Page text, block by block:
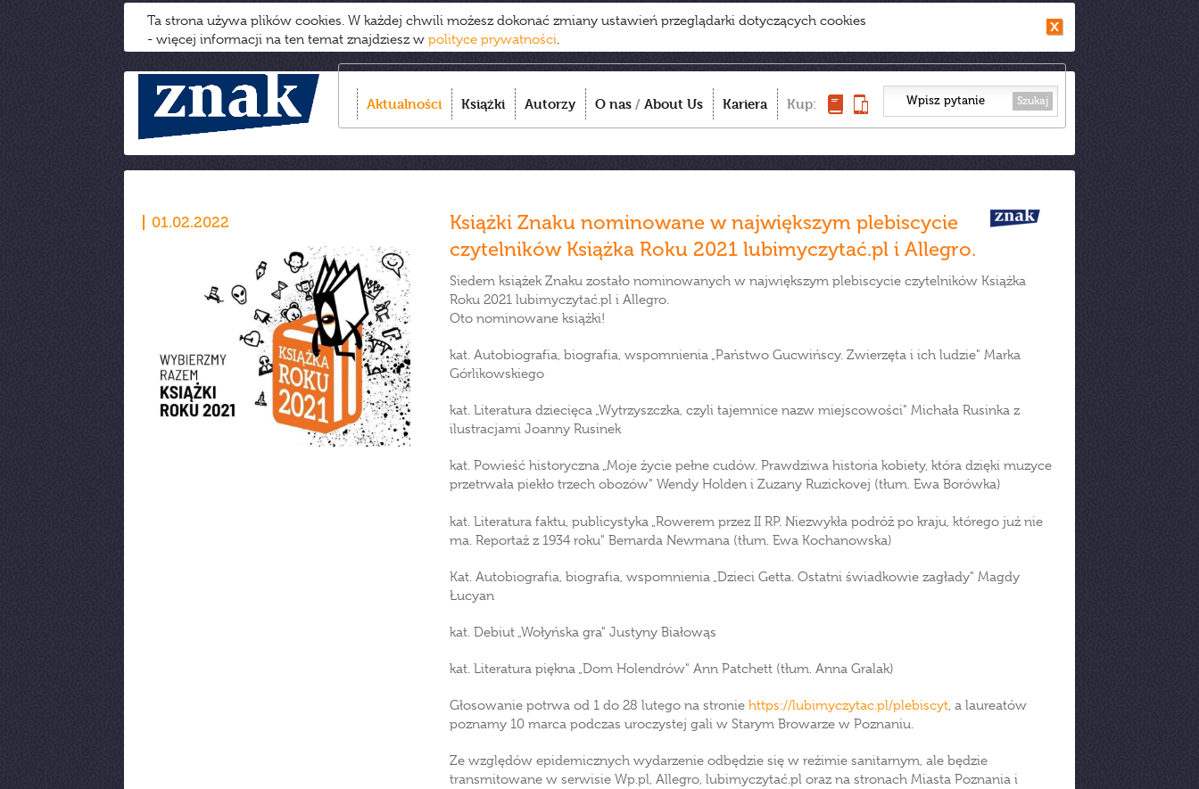
Ta strona używa plików cookies. W każdej chwili możesz dokonać zmiany ustawień przeglądarki dotyczących cookies
- więcej informacji na ten temat znajdziesz w polityce prywatności.
Aktualności Książki Autorzy O nas / About Us Kariera Kup: Szukaj
01.02.2022
Książki Znaku nominowane w największym plebiscycie
czytelników Książka Roku 2021 lubimyczytać.pl i Allegro.
Siedem książek Znaku zostało nominowanych w największym plebiscycie czytelników Książka
Roku 2021 lubimyczytać.pl i Allegro.
Oto nominowane książki!
kat. Autobiografia, biografia, wspomnienia „Państwo Gucwińscy. Zwierzęta i ich ludzie" Marka
Górlikowskiego
kat. Literatura dziecięca „Wytrzyszczka, czyli tajemnice nazw miejscowości" Michała Rusinka z
ilustracjami Joanny Rusinek
kat. Powieść historyczna „Moje życie pełne cudów. Prawdziwa historia kobiety, która dzięki muzyce
przetrwała piekło trzech obozów" Wendy Holden i Zuzany Ruzickovej (tłum. Ewa Borówka)
kat. Literatura faktu, publicystyka „Rowerem przez II RP. Niezwykła podróż po kraju, którego już nie
ma. Reportaż z 1934 roku" Bernarda Newmana (tłum. Ewa Kochanowska)
Kat. Autobiografia, biografia, wspomnienia „Dzieci Getta. Ostatni świadkowie zagłady" Magdy
Łucyan
kat. Debiut „Wołyńska gra" Justyny Białowąs
kat. Literatura piękna „Dom Holendrów" Ann Patchett (tłum. Anna Gralak)
Głosowanie potrwa od 1 do 28 lutego na stronie https://lubimyczytac.pl/plebiscyt, a laureatów
poznamy 10 marca podczas uroczystej gali w Starym Browarze w Poznaniu.
Ze względów epidemicznych wydarzenie odbędzie się w reżimie sanitarnym, ale będzie
transmitowane w serwisie Wp.pl, Allegro, lubimyczytać.pl oraz na stronach Miasta Poznania i